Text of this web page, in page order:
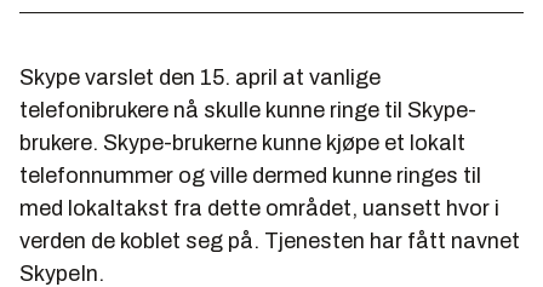
Skype varslet den 15. april at vanlige
telefonibrukere nå skulle kunne ringe til Skype-
brukere. Skype-brukerne kunne kjøpe et lokalt
telefonnummer og ville dermed kunne ringes til
med lokaltakst fra dette området, uansett hvor i
verden de koblet seg på. Tjenesten har fått navnet
SkypeIn.